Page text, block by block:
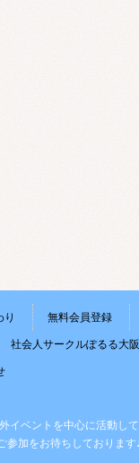
り 無料会員登録
社会人サークルぽるる大
ベントを中心に活動して
参加をお待ちしております